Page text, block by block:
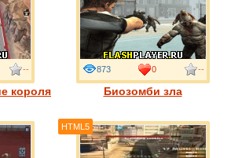
короля
--
Биозомби зла
873 0 --
HTML5